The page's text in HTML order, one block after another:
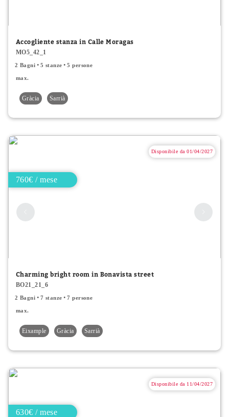
Accogliente stanza in Calle Moragas
MO5_42_1
2 Bagni 5 stanze 5 persone
max.
Gràcia Sarrià
Disponibile da 01/04/2027
760€ / mese
Charming bright room in Bonavista street
BO21_21_6
2 Bagni 7 stanze 7 persone
max.
Eixample Gràcia Sarrià
Disponibile da 11/04/2027
630€ / mese